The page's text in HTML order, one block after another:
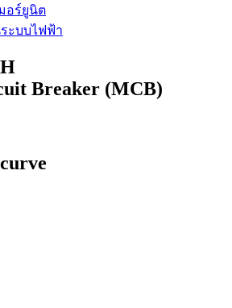
อร์ยูนิต
ะบบไฟฟ้า
Breaker (MCB)